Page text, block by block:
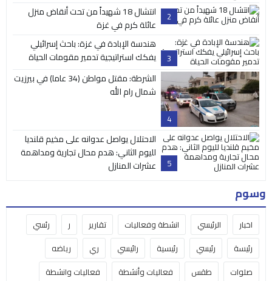
2
انتشال 18 شهيداً من تحت أنقاض منزل
عائلة كرم في غزة
3
هندسة الإبادة في غزة: باحث إسرائيلي
يفكك استراتيجية تدمير مقومات الحياة
4
الشرطة: مقتل مواطن (34 عاما) في بيرزيت
شمال رام الله
5
الاحتلال يواصل عدوانه على مخيم قلنديا
لليوم الثاني: هدم محال تجارية ومداهمة
عشرات المنازل
وسوم
اخبار الرئيسي انشطة وفعاليات تقارير ر
رئسي
رئيسة
رئيسي رئيسية رائيسي ري
رياضه
صلوات
طقس فعاليات وأنشطة فعاليات وانشطة